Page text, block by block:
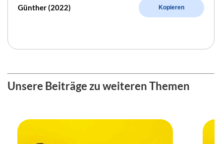
Günther (2022) Kopieren
Unsere Beiträge zu weiteren Themen